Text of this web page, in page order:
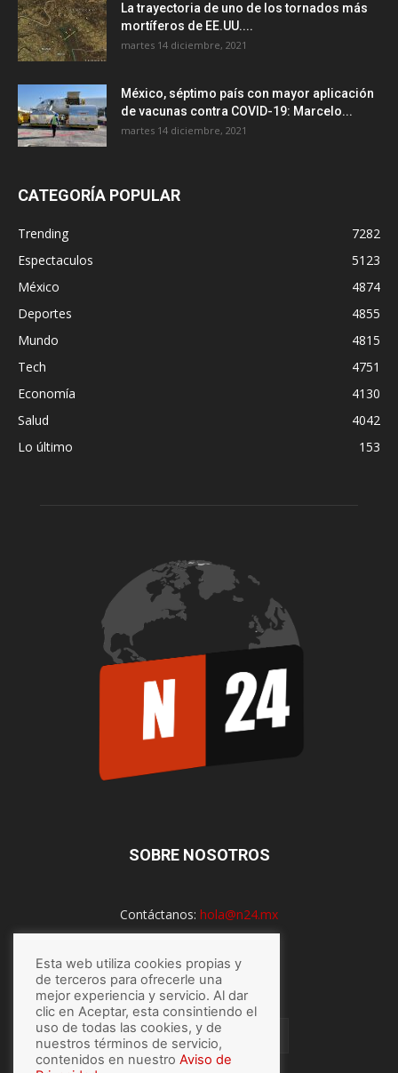
La trayectoria de uno de los tornados más
mortíferos de EE.UU....
martes 14 diciembre, 2021
México, séptimo país con mayor aplicación
de vacunas contra COVID-19: Marcelo...
martes 14 diciembre, 2021
CATEGORÍA POPULAR
Trending
7282
Espectaculos
5123
México
4874
Deportes
4855
Mundo
4815
Tech
4751
Economía
4130
Salud
4042
Lo último
153
SOBRE NOSOTROS
Contáctanos: hola@n24.mx
SÍGUENOS
Esta web utiliza cookies propias y
de terceros para ofrecerle una
mejor experiencia y servicio. Al dar
clic en Aceptar, esta consintiendo el
uso de todas las cookies, y de
nuestros términos de servicio,
contenidos en nuestro Aviso de